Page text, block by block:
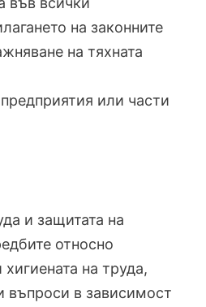
на законните
на тяхната
или части
и защитата на
относно
на труда,
въпроси в зависимост